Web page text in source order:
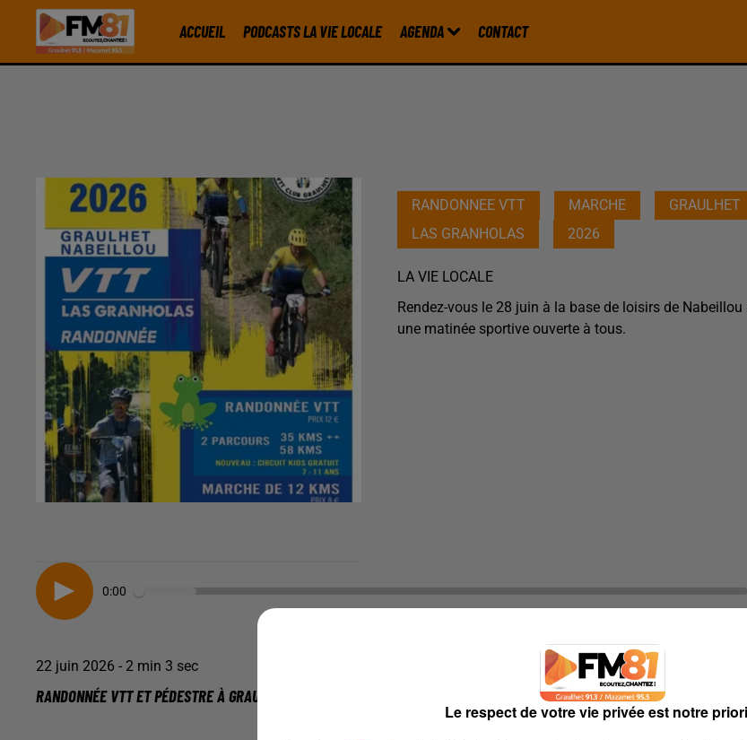
ACCUEIL PODCASTS LA VIE LOCALE AGENDA CONTACT
RANDONNEE VTT MARCHE
GRAULHET
LAS GRANHOLAS
2026
LA VIE LOCALE
Rendez-vous le 28 juin à la base de loisirs de Nabeillou
une matinée sportive ouverte à tous.
0:00
22 juin 2026 - 2 min 3 sec
RANDONNÉE VTT ET PÉDESTRE À GRAULHET
Le respect de votre vie privée est notre